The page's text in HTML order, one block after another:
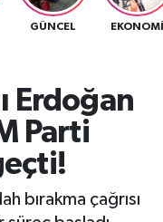
GÜNCEL EKONOMİ
Erdoğan
Parti
bırakma çağrısı